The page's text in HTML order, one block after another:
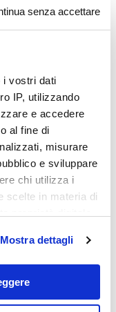
senza accettare
i vostri dati
IP, utilizzando
e accedere
al fine di
misurare
e sviluppare
chi utilizza i
scelte in materia di
in qualsiasi
o facendo clic
Mostra dettagli